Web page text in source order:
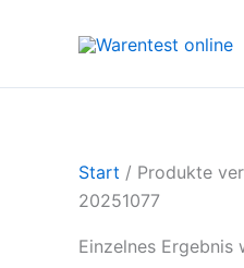
Start / Produkte
20251077
Einzelnes Ergebnis